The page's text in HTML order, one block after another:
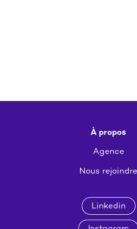
À propos
Agence
Nous rejoindre
Linkedin